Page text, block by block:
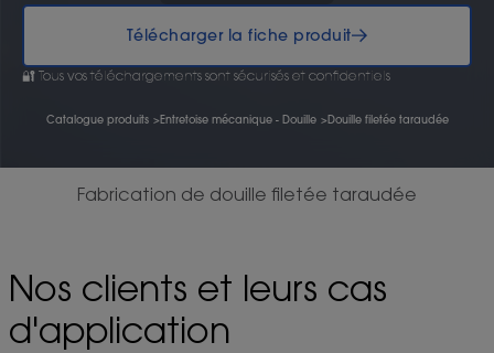
Télécharger la fiche produit
🔐 Tous vos téléchargements sont sécurisés et confidentiels
Catalogue produits >Entretoise mécanique - Douille >Douille filetée taraudée
Fabrication de douille filetée taraudée
Nos clients et leurs cas
d'application